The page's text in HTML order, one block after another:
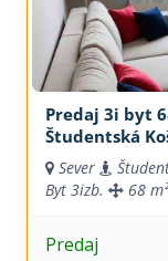
Predaj 3i byt
Študentská
Sever
Byt 3izb. 68 m²
Predaj